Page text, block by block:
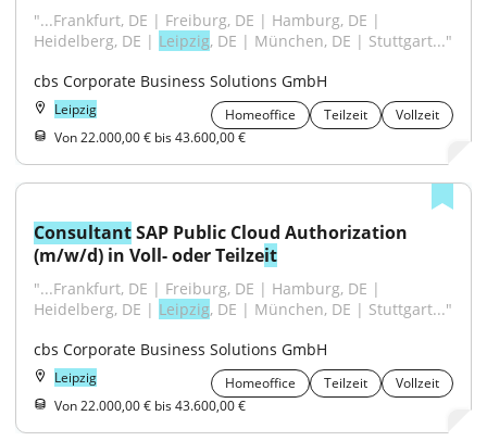
"...Frankfurt, DE | Freiburg, DE | Hamburg, DE |
Heidelberg, DE | Leipzig, DE | München, DE | Stuttgart..."
cbs Corporate Business Solutions GmbH
Leipzig Homeoffice Teilzeit
Vollzeit
Von 22.000,00 € bis 43.600,00 €
Consultant SAP Public Cloud Authorization
(m/w/d) in Voll- oder Teilzeit
"...Frankfurt, DE | Freiburg, DE | Hamburg, DE |
Heidelberg, DE | Leipzig, DE | München, DE | Stuttgart..."
cbs Corporate Business Solutions GmbH
Leipzig Homeoffice Teilzeit
Vollzeit
Von 22.000,00 € bis 43.600,00 €